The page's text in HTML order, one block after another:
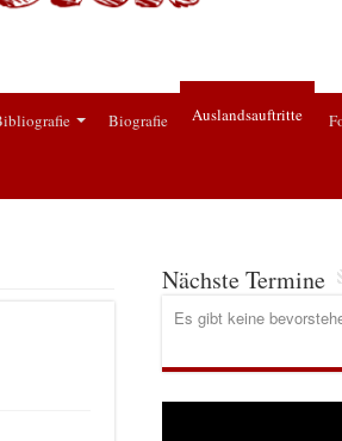
Biografie Auslandsauftritte
Nächste Termine
Es gibt keine